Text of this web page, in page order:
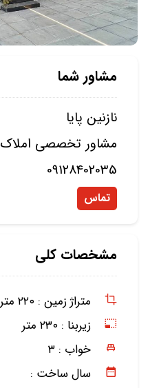
مشاور شما
نازنین پایا
مشاور تخصصی املاک
09128402035
تماس
مشخصات کلی
متراژ زمین : ۲۲۰ متر
زیربنا : ۲۳۰ متر
خواب : ۳
سال ساخت :